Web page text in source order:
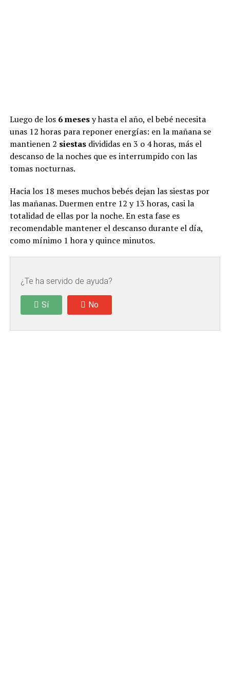
Luego de los 6 mesesy hasta el año, el bebé necesita
unas 12 horas para reponer energías: en la mañana se
mantienen 2 siestasdivididas en 3 o 4 horas, más el
descanso de la noches que es interrumpido con las
tomas nocturnas.
Hacia los 18 meses muchos bebés dejan las siestas por
las mañanas. Duermen entre 12 y 13 horas, casi la
totalidad de ellas por la noche. En esta fase es
recomendable mantener el descanso durante el día,
como mínimo 1 hora y quince minutos.
¿Te ha servido de ayuda?
Sí No